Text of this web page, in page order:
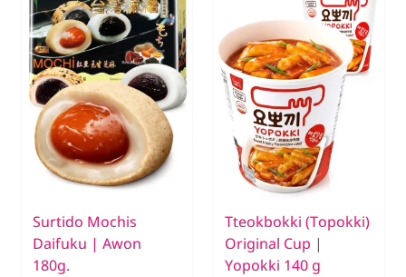
Surtido Mochis
Daifuku | Awon
180g.
Tteokbokki (Topokki)
Original Cup |
Yopokki 140 g